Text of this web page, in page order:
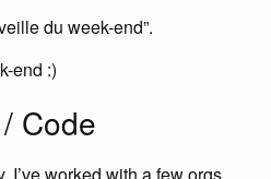
du week-end”.
end :)
Code